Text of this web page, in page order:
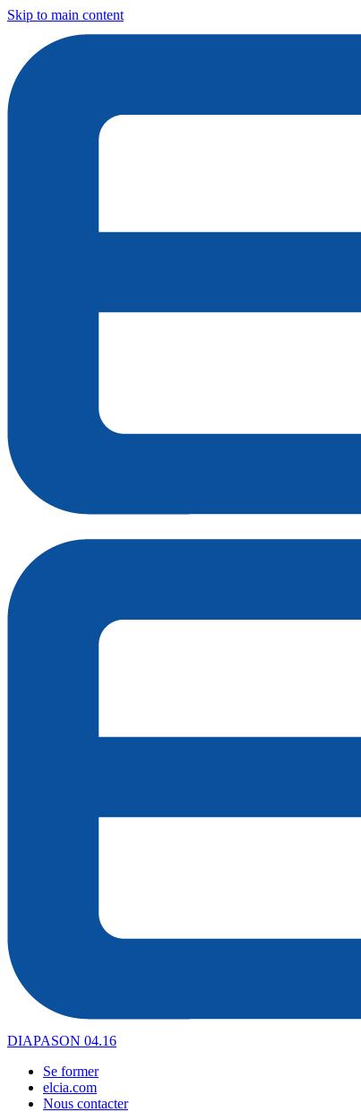
Skip to main content
DIAPASON 04.16
Se former
elcia.com
Nous contacter